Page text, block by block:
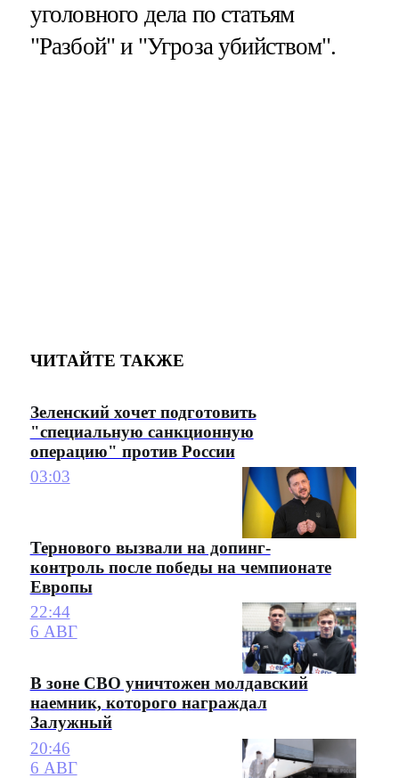
уголовного дела по статьям
"Разбой" и "Угроза убийством".
ЧИТАЙТЕ ТАКЖЕ
Зеленский хочет подготовить
"специальную санкционную
операцию" против России
03:03
Тернового вызвали на допинг-
контроль после победы на чемпионате
Европы
22:44
6 АВГ
В зоне СВО уничтожен молдавский
наемник, которого награждал
Залужный
20:46
6 АВГ